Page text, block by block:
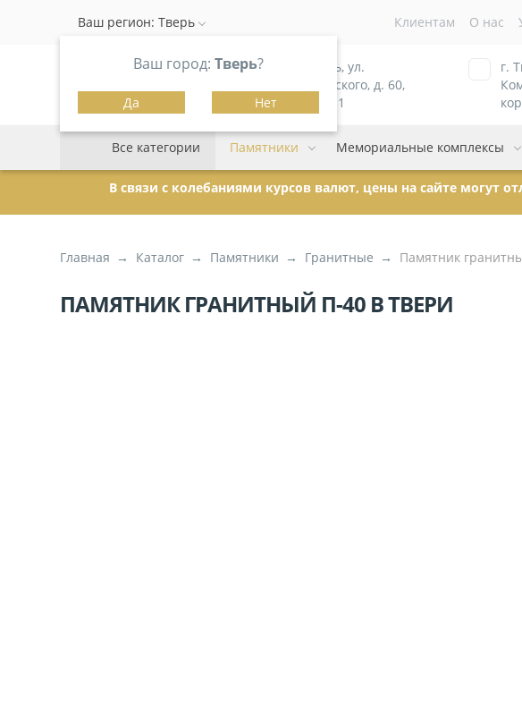
Ваш город:Тверь?
Да Нет
Ваш регион:Тверь Клиентам О нас
г. Тверь, ул.
Можайского, д. 60,
корпус 1
г.
Все категории Памятники Мемориальные комплексы
В связи с колебаниями курсов валют, цены на сайте могут
Главная Каталог Памятники Гранитные Памятник
ПАМЯТНИК ГРАНИТНЫЙ П-40 В ТВЕРИ